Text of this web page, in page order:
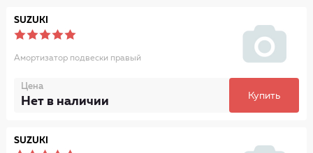
SUZUKI
Амортизатор подвески правый
Цена
Нет в наличии Купить
SUZUKI